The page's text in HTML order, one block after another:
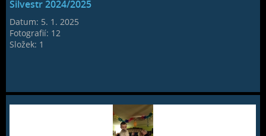
Silvestr 2024/2025
Datum: 5. 1. 2025
Fotografií: 12
Složek: 1